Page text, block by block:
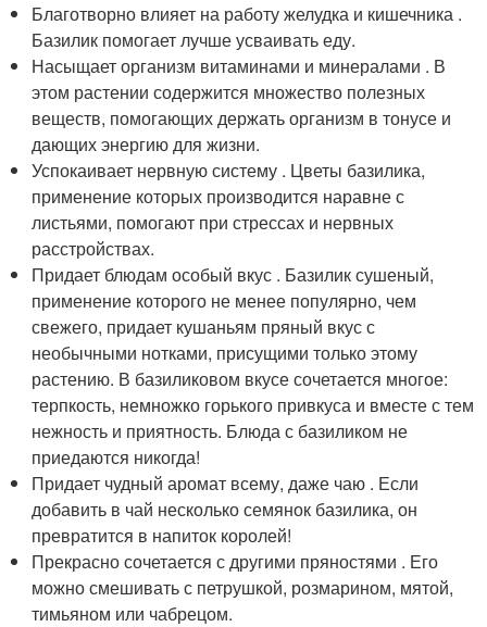
Благотворно влияет на работу желудка и кишечника .
Базилик помогает лучше усваивать еду.
Насыщает организм витаминами и минералами . В
этом растении содержится множество полезных
веществ, помогающих держать организм в тонусе и
дающих энергию для жизни.
Успокаивает нервную систему . Цветы базилика,
применение которых производится наравне с
листьями, помогают при стрессах и нервных
расстройствах.
Придает блюдам особый вкус . Базилик сушеный,
применение которого не менее популярно, чем
свежего, придает кушаньям пряный вкус с
необычными нотками, присущими только этому
растению. В базиликовом вкусе сочетается многое:
терпкость, немножко горького привкуса и вместе с тем
нежность и приятность. Блюда с базиликом не
приедаются никогда!
Придает чудный аромат всему, даже чаю . Если
добавить в чай несколько семянок базилика, он
превратится в напиток королей!
Прекрасно сочетается с другими пряностями . Его
можно смешивать с петрушкой, розмарином, мятой,
тимьяном или чабрецом.